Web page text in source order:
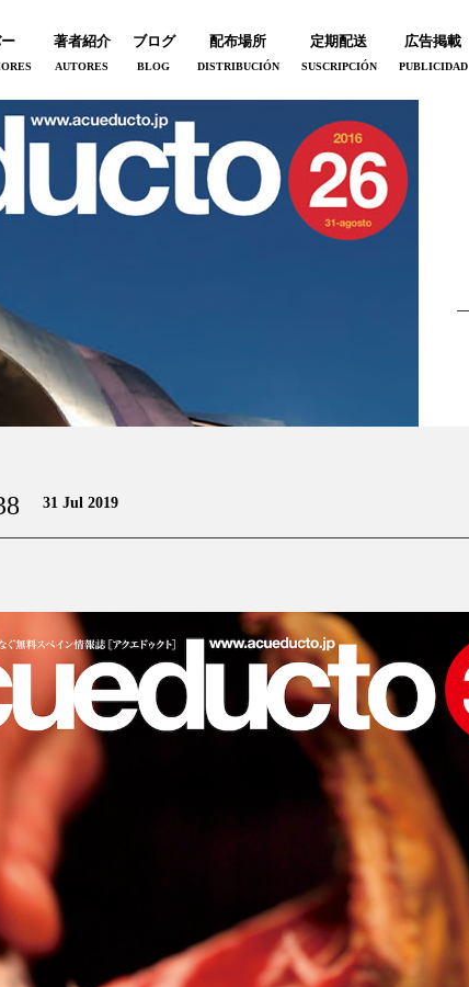
著者紹介
AUTORES
ブログ
BLOG
配布場所
DISTRIBUCIÓN
定期配送
SUSCRIPCIÓN
広告掲載
PUBLICIDAD
31 Jul 2019